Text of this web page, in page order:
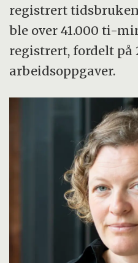
registrert
ble over 41.000 ti-
registrert, fordelt på
arbeidsoppgaver.